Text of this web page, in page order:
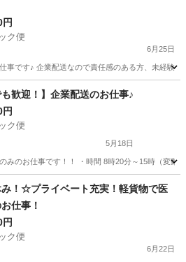
円
ク便
6月25日
事です♪ 企業配送なので責任感のある方、未経験
貨物
も歓迎！】企業配送のお仕事♪
円
ク便
5月18日
みのお仕事です！！ ・時間 8時20分～15時（変
！☆プライベート充実！軽貨物で医
仕事！
円
ク便
6月22日